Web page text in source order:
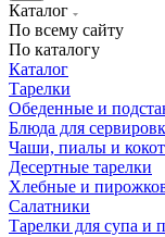
Каталог
По всему сайту
По каталогу
Каталог
Тарелки
Обеденные и
Блюда для
Чаши, пиалы и
Десертные тарелки
Хлебные и
Салатники
Тарелки для супа и